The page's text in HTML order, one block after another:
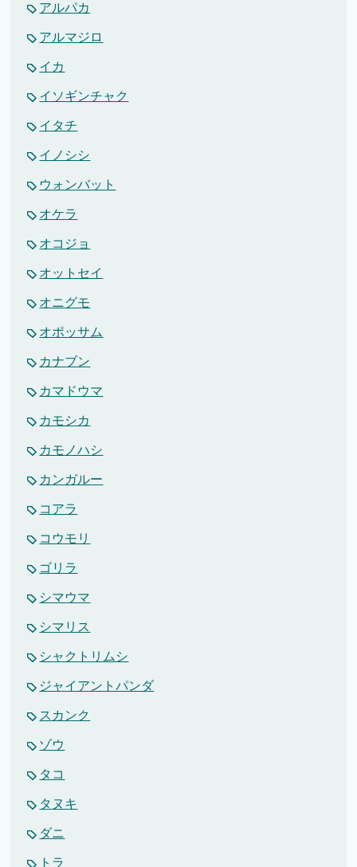
アルパカ
アルマジロ
イカ
イソギンチャク
イタチ
イノシシ
ウォンバット
オケラ
オコジョ
オットセイ
オニグモ
オポッサム
カナブン
カマドウマ
カモシカ
カモノハシ
カンガルー
コアラ
コウモリ
ゴリラ
シマウマ
シマリス
シャクトリムシ
ジャイアントパンダ
スカンク
ゾウ
タコ
タヌキ
ダニ
トラ